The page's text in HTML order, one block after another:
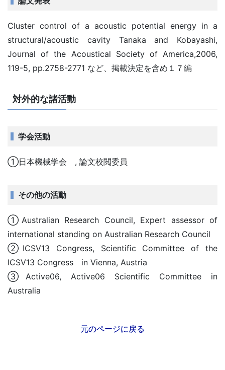
Cluster control of a acoustic potential energy in a
structural/acoustic cavity Tanaka and Kobayashi,
Journal of the Acoustical Society of America,2006,
119-5, pp.2758-2771 など、掲載決定を含め１７編
対外的な諸活動
学会活動
①日本機械学会 , 論文校閲委員
その他の活動
①Australian Research Council, Expert assessor of
international standing on Australian Research Council
②ICSV13 Congress, Scientific Committee of the
ICSV13 Congress in Vienna, Austria
③Active06, Active06 Scientific Committee in
Australia
元のページに戻る